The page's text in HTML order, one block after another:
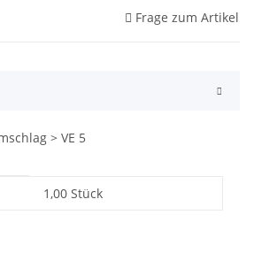
Frage zum Artikel
> VE 5
1,00 Stück